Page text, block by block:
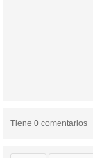
Tiene 0 comentarios